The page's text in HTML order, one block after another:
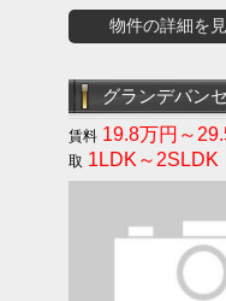
物件の詳細を
グランデバン
19.8万円～
1LDK～2SLDK